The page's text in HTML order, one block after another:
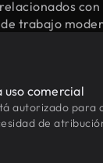
trabajo
uso comercial
autorizado para
de